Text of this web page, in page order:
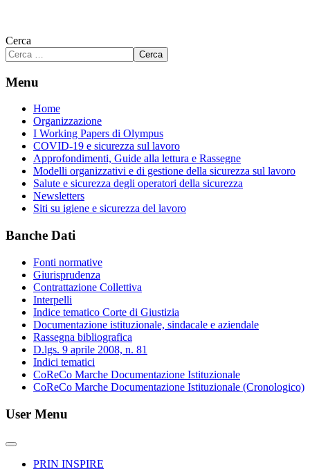
Cerca
Cerca
Menu
Home
Organizzazione
I Working Papers di Olympus
COVID-19 e sicurezza sul lavoro
Approfondimenti, Guide alla lettura e Rassegne
Modelli organizzativi e di gestione della sicurezza sul lavoro
Salute e sicurezza degli operatori della sicurezza
Newsletters
Siti su igiene e sicurezza del lavoro
Banche Dati
Fonti normative
Giurisprudenza
Contrattazione Collettiva
Interpelli
Indice tematico Corte di Giustizia
Documentazione istituzionale, sindacale e aziendale
Rassegna bibliografica
D.lgs. 9 aprile 2008, n. 81
Indici tematici
CoReCo Marche Documentazione Istituzionale
CoReCo Marche Documentazione Istituzionale (Cronologico)
User Menu
PRIN INSPIRE